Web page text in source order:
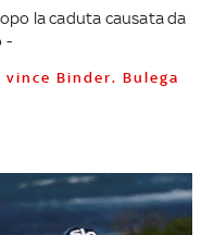
la caduta causata da
-